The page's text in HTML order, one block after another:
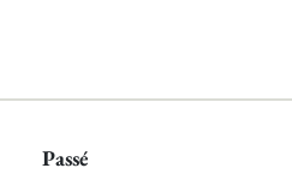
Passé